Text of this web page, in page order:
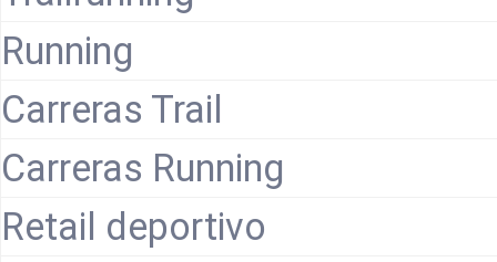
Running
Carreras Trail
Carreras Running
Retail deportivo